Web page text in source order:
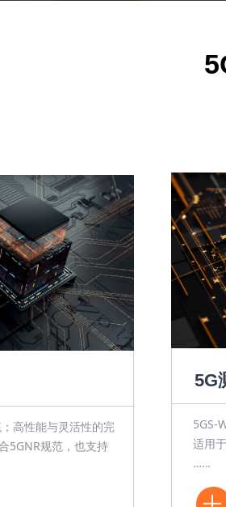
高性能与灵活性的完
5GNR规范，也支持
5G
5GS-
适用
……
ꄶ